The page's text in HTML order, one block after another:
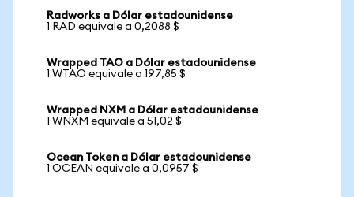
Radworks a Dólar estadounidense
1 RAD equivale a 0,2088 $
Wrapped TAO a Dólar estadounidense
1 WTAO equivale a 197,85 $
Wrapped NXM a Dólar estadounidense
1 WNXM equivale a 51,02 $
Ocean Token a Dólar estadounidense
1 OCEAN equivale a 0,0957 $